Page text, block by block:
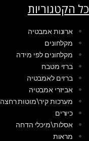
כל הקטגוריות
ארונות אמבטיה
מקלחונים
מקלחונים לפי מידה
ברזי מטבח
ברזים לאמבטיה
אביזרי אמבטיה
מערכות קיר\מוטות רחצה
כיורים
אסלות\מיכלי הדחה
מראות